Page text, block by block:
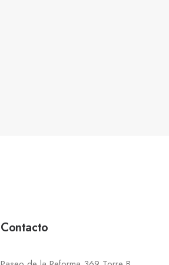
Contacto